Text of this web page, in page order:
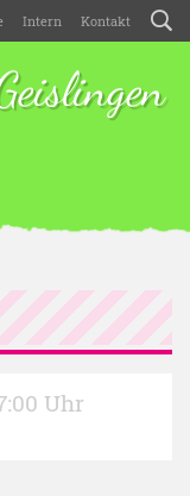
Intern Kontakt
Uhr